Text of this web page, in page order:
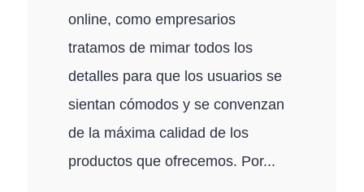
online, como empresarios
tratamos de mimar todos los
detalles para que los usuarios se
sientan cómodos y se convenzan
de la máxima calidad de los
productos que ofrecemos. Por...